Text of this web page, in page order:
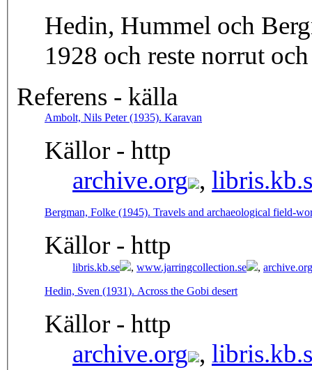
Hedin, Hummel och
1928 och reste norrut
Referens - källa
Ambolt, Nils Peter (1935). Karavan
Källor - http
archive.org ,
Bergman, Folke (1945). Travels and archaeological field-
Källor - http
libris.kb.se , www.jarringcollection.se , archive.org
Hedin, Sven (1931). Across the Gobi desert
Källor - http
archive.org ,